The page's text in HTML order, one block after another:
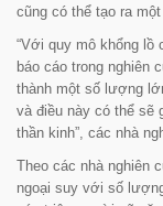
cũng có thể tạo ra
“Với quy mô khổng lồ
báo cáo trong nghiên
thành một số lượng
và điều này có thể sẽ
thần kinh”, các nhà
Theo các nhà nghiên
ngoại suy với số